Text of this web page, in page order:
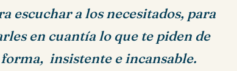
escuchar a los necesitados, para
en cuantía lo que te piden de
forma, insistente e incansable.